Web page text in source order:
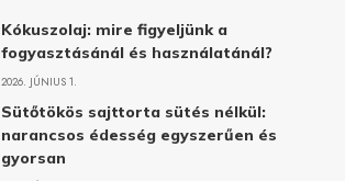
Kókuszolaj: mire figyeljünk a
fogyasztásánál és használatánál?
2026. JÚNIUS 1.
Sütőtökös sajttorta sütés nélkül:
narancsos édesség egyszerűen és
gyorsan